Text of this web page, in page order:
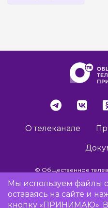
О телеканале
© Общественное
Разработка
Мы используем файлы
оставаясь на сайте и
кнопку «ПРИНИМАЮ».